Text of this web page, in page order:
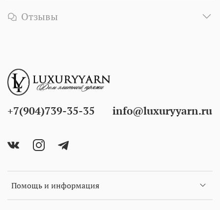
Отзывы
Помощь и информация
+7(904)739-35-35 info@luxuryyarn.ru